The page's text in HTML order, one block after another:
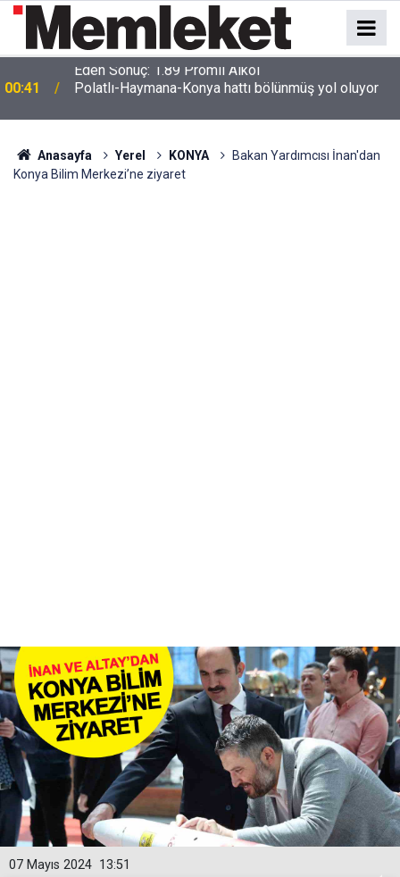
00:41 Polatlı-Haymana-Konya hattı bölünmüş yol oluyor
Anasayfa Yerel KONYA
Bakan Yardımcısı İnan'dan
Konya Bilim Merkezi’ne ziyaret
13:51
07 Mayıs 2024